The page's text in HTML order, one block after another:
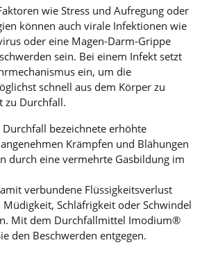
wie Stress und Aufregung oder
können auch virale Infektionen wie
oder eine Magen-Darm-Grippe
sein. Bei einem Infekt setzt
ein, um die
schnell aus dem Körper zu
zu Durchfall.
Durchfall bezeichnete erhöhte
Krämpfen und Blähungen
durch eine vermehrte Gasbildung im
verbundene Flüssigkeitsverlust
Schläfrigkeit oder Schwindel
Mit dem Durchfallmittel Imodium®
den Beschwerden entgegen.